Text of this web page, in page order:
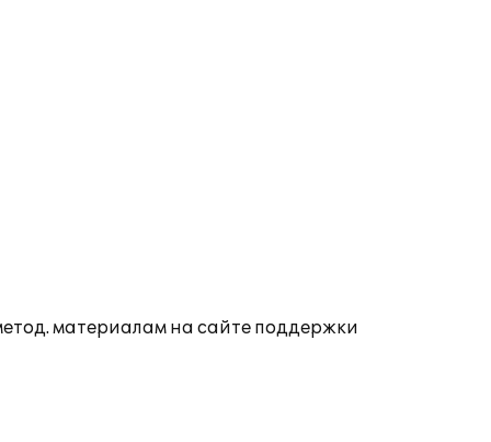
материалам на сайте поддержки